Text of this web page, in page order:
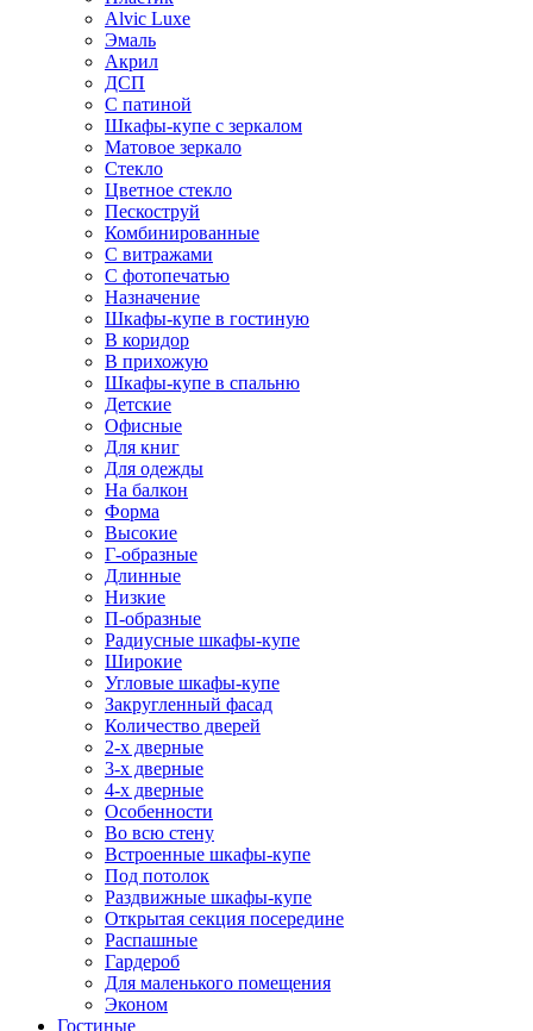
Alvic Luxe
Эмаль
Акрил
ДСП
С патиной
Шкафы-купе с зеркалом
Матовое зеркало
Стекло
Цветное стекло
Пескоструй
Комбинированные
С витражами
С фотопечатью
Назначение
Шкафы-купе в гостиную
В коридор
В прихожую
Шкафы-купе в спальню
Детские
Офисные
Для книг
Для одежды
На балкон
Форма
Высокие
Г-образные
Длинные
Низкие
П-образные
Радиусные шкафы-купе
Широкие
Угловые шкафы-купе
Закругленный фасад
Количество дверей
2-х дверные
3-х дверные
4-х дверные
Особенности
Во всю стену
Встроенные шкафы-купе
Под потолок
Раздвижные шкафы-купе
Открытая секция посередине
Распашные
Гардероб
Для маленького помещения
Эконом
Гостиные